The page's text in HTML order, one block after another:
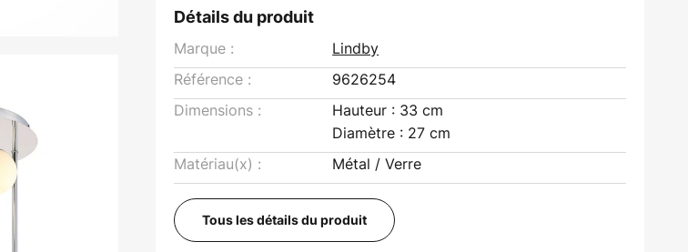
Détails du produit
Marque :
Lindby
Référence :
9626254
Dimensions :
Hauteur : 33 cm
Diamètre : 27 cm
Matériau(x) :
Métal / Verre
Tous les détails du produit